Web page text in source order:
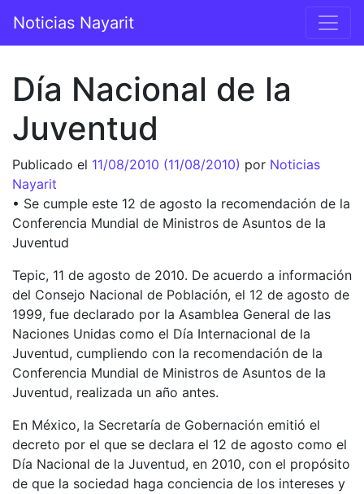
Navegación principal
Noticias Nayarit
Día Nacional de la
Juventud
Publicado el 11/08/2010 (11/08/2010) por Noticias
Nayarit
• Se cumple este 12 de agosto la recomendación de la
Conferencia Mundial de Ministros de Asuntos de la
Juventud
Tepic, 11 de agosto de 2010. De acuerdo a información
del Consejo Nacional de Población, el 12 de agosto de
1999, fue declarado por la Asamblea General de las
Naciones Unidas como el Día Internacional de la
Juventud, cumpliendo con la recomendación de la
Conferencia Mundial de Ministros de Asuntos de la
Juventud, realizada un año antes.
En México, la Secretaría de Gobernación emitió el
decreto por el que se declara el 12 de agosto como el
Día Nacional de la Juventud, en 2010, con el propósito
de que la sociedad haga conciencia de los intereses y